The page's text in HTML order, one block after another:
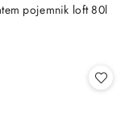
pojemnik loft 80l